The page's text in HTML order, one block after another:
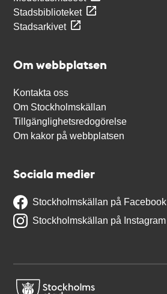
Stadsbiblioteket
Stadsarkivet
Om webbplatsen
Kontakta oss
Om Stockholmskällan
Tillgänglighetsredogörelse
Om kakor på webbplatsen
Sociala medier
Stockholmskällan på Facebook
Stockholmskällan på Instagram